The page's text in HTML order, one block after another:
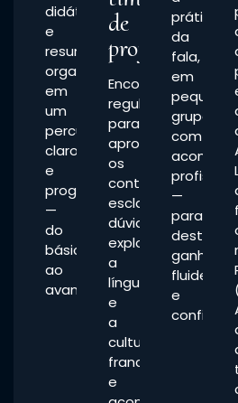
didáticos
e
resumos
organizados
em
um
percurso
claro
e
progressivo
—
do
básico
ao
avançado.
de
professores
Encontros
regulares
para
aprofundar
os
conteúdos,
esclarecer
dúvidas,
explorar
a
língua
e
a
cultura
francesa
e
prática
da
fala,
em
grupos,
com
—
para
ganhar
fluidez
e